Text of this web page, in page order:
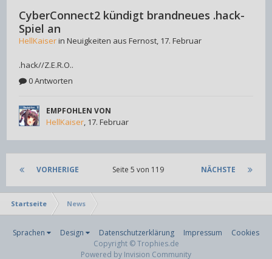
CyberConnect2 kündigt brandneues .hack-
Spiel an
HellKaiserin Neuigkeiten aus Fernost, 17. Februar
.hack//Z.E.R.O..
0 Antworten
EMPFOHLEN VON
HellKaiser, 17. Februar
VORHERIGE NÄCHSTE
Seite 5 von 119
Startseite News
Sprachen Design Datenschutzerklärung Impressum
Cookies
Copyright © Trophies.de
Powered by Invision Community